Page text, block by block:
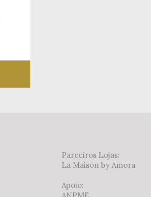
Parceiros Lojas:
La Maison by Amora
Apoio:
ANPME